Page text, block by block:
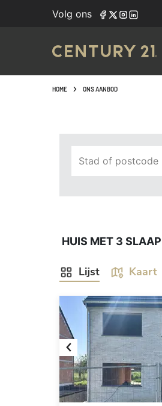
Volg ons
HOME ONS AANBOD
Stad of postcode
HUIS MET 3
Lijst Kaart
Previous
Navigated to Huis met 3